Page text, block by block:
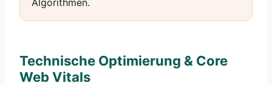
Algorithmen.
Technische Optimierung & Core
Web Vitals